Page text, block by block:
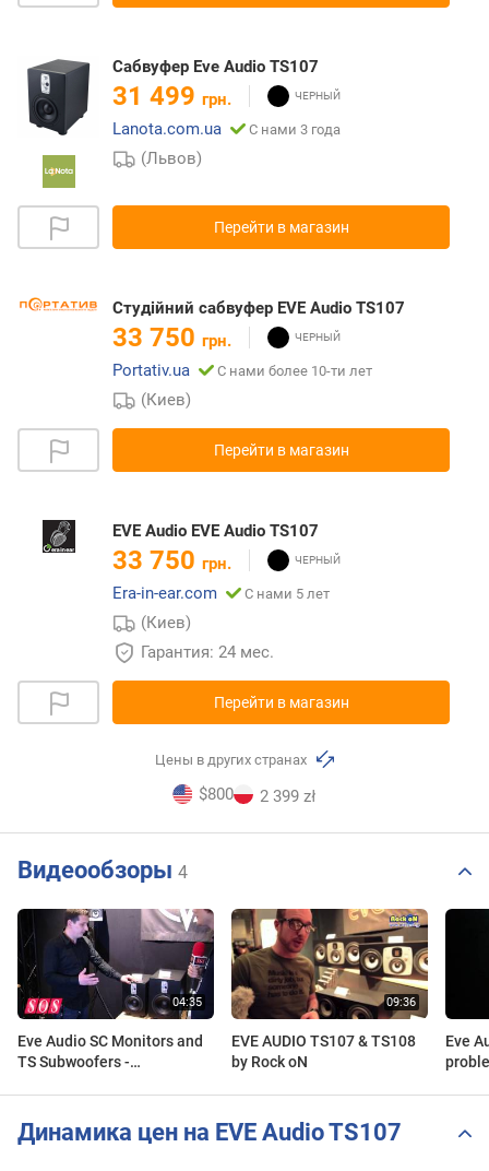
Сабвуфер Eve Audio TS107
31 499 грн.
Lanota.com.ua
С нами 3 года
(Львов)
Перейти в магазин
Студійний сабвуфер EVE Audio TS107
33 750 грн.
Portativ.ua
С нами более 10-ти лет
(Киев)
Перейти в магазин
EVE Audio EVE Audio TS107
33 750 грн.
Era-in-ear.com
С нами 5 лет
(Киев)
Гарантия: 24 мес.
Перейти в магазин
Цены в других странах
$800 2 399 zł
Видеообзоры 4
Eve Audio SC Monitors and
TS Subwoofers -
EVE AUDIO TS107 & TS108
by Rock oN
Eve
Динамика цен на EVE Audio TS107